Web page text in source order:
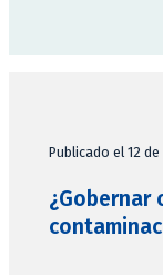
Publicado el 12